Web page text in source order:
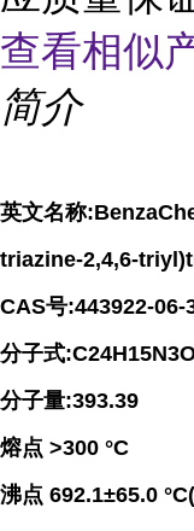
查看相似
简介
英文名称
triazine-2,4,6-
CAS号:443922-06-
分子式
分子量:393.39
熔点 >300 °C
沸点 692.1±65.0 °